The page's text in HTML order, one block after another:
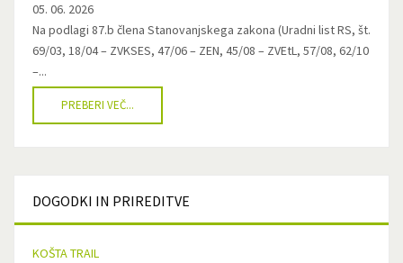
05. 06. 2026
Na podlagi 87.b člena Stanovanjskega zakona (Uradni list RS, št.
69/03, 18/04 – ZVKSES, 47/06 – ZEN, 45/08 – ZVEtL, 57/08, 62/10
–...
PREBERI VEČ...
DOGODKI IN PRIREDITVE
KOŠTA TRAIL